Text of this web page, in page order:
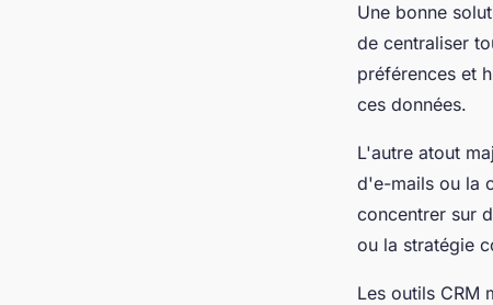
Une bonne
de centraliser
préférences et
ces données.
L'autre atout
d'e-mails ou la
concentrer sur
ou la stratégie
Les outils CRM